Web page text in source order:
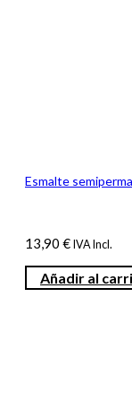
Esmalte
13,90 € IVA Incl.
Añadir al